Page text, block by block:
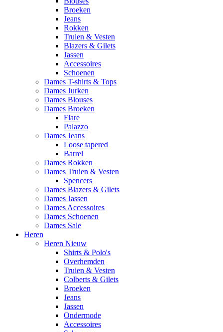
Broeken
Jeans
Rokken
Truien & Vesten
Blazers & Gilets
Jassen
Accessoires
Schoenen
Dames T-shirts & Tops
Dames Jurken
Dames Blouses
Dames Broeken
Flare
Palazzo
Dames Jeans
Loose tapered
Barrel
Dames Rokken
Dames Truien & Vesten
Spencers
Dames Blazers & Gilets
Dames Jassen
Dames Accessoires
Dames Schoenen
Dames Sale
Heren
Heren Nieuw
Shirts & Polo's
Overhemden
Truien & Vesten
Colberts & Gilets
Broeken
Jeans
Jassen
Ondermode
Accessoires